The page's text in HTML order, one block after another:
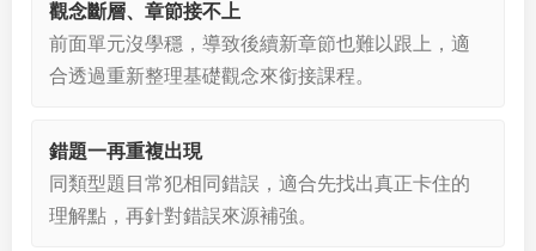
觀念斷層、章節接不上
前面單元沒學穩，導致後續新章節也難以跟上，適
合透過重新整理基礎觀念來銜接課程。
錯題一再重複出現
同類型題目常犯相同錯誤，適合先找出真正卡住的
理解點，再針對錯誤來源補強。